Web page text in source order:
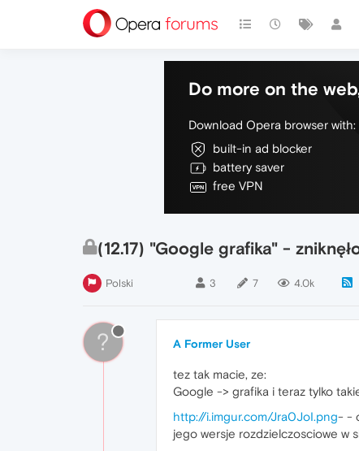
Do more on the
Download Opera browser with:
built-in ad blocker
battery saver
free VPN
(12.17) "Google grafika" -
Polski 3 7 4.0k
? A Former User
tez tak macie, ze:
Google -> grafika i teraz tylko
http://i.imgur.com/Jra0JoI.png- -
jego wersje rozdzielczosciowe w